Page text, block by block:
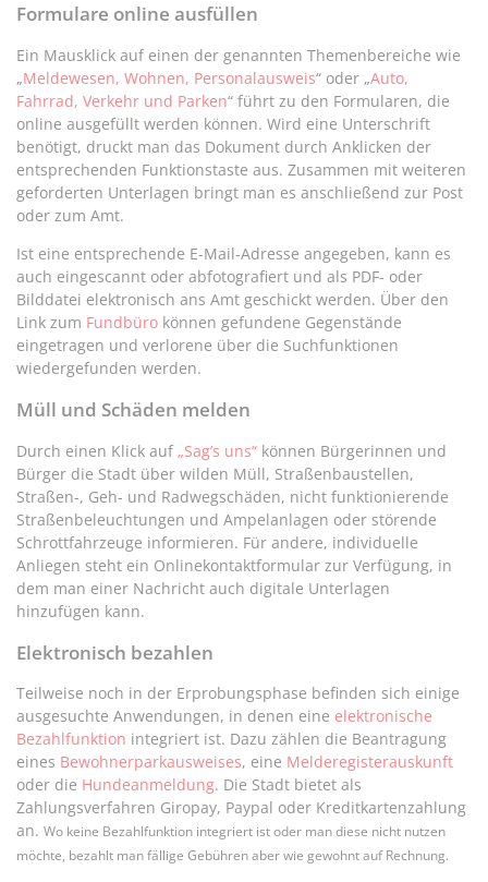
Formulare online ausfüllen
Ein Mausklick auf einen der genannten Themenbereiche wie
„Meldewesen, Wohnen, Personalausweis“ oder „Auto,
Fahrrad, Verkehr und Parken“ führt zu den Formularen, die
online ausgefüllt werden können. Wird eine Unterschrift
benötigt, druckt man das Dokument durch Anklicken der
entsprechenden Funktionstaste aus. Zusammen mit weiteren
geforderten Unterlagen bringt man es anschließend zur Post
oder zum Amt.
Ist eine entsprechende E-Mail-Adresse angegeben, kann es
auch eingescannt oder abfotografiert und als PDF- oder
Bilddatei elektronisch ans Amt geschickt werden. Über den
Link zum Fundbüro können gefundene Gegenstände
eingetragen und verlorene über die Suchfunktionen
wiedergefunden werden.
Müll und Schäden melden
Durch einen Klick auf „Sag’s uns“ können Bürgerinnen und
Bürger die Stadt über wilden Müll, Straßenbaustellen,
Straßen-, Geh- und Radwegschäden, nicht funktionierende
Straßenbeleuchtungen und Ampelanlagen oder störende
Schrottfahrzeuge informieren. Für andere, individuelle
Anliegen steht ein Onlinekontaktformular zur Verfügung, in
dem man einer Nachricht auch digitale Unterlagen
hinzufügen kann.
Elektronisch bezahlen
Teilweise noch in der Erprobungsphase befinden sich einige
ausgesuchte Anwendungen, in denen eine elektronische
Bezahlfunktion integriert ist. Dazu zählen die Beantragung
eines Bewohnerparkausweises, eine Melderegisterauskunft
oder die Hundeanmeldung. Die Stadt bietet als
Zahlungsverfahren Giropay, Paypal oder Kreditkartenzahlung
an. Wo keine Bezahlfunktion integriert ist oder man diese nicht nutzen
möchte, bezahlt man fällige Gebühren aber wie gewohnt auf Rechnung.